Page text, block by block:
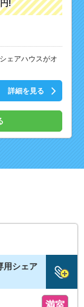
!
ェアハウスがオ
詳細を見る
用シェア